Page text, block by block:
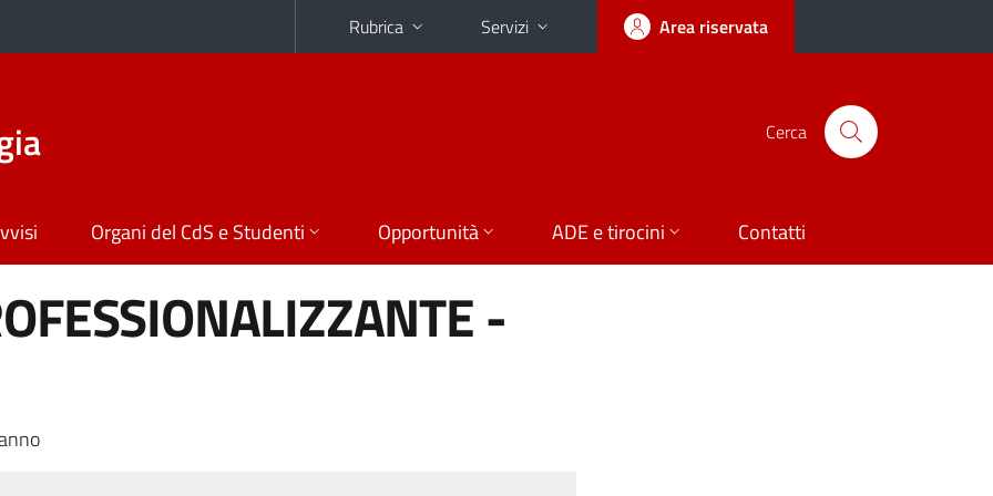
Rubrica Servizi Area riservata
Cerca
Organi del CdS e Studenti Opportunità ADE e tirocini Contatti
-